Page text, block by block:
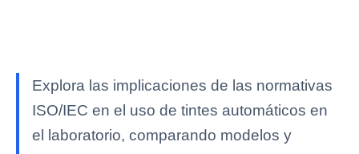
Explora las implicaciones de las normativas
ISO/IEC en el uso de tintes automáticos en
el laboratorio, comparando modelos y